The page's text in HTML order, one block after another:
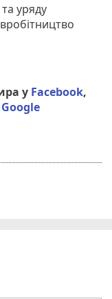
уряду
у Facebook,
Google